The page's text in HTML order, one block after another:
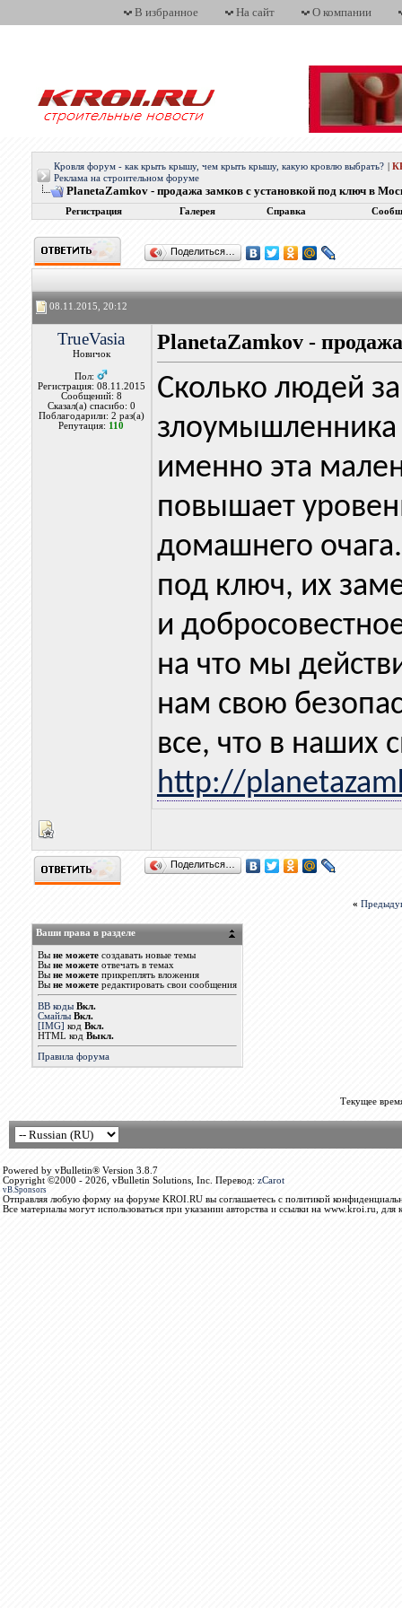
В избранное На сайт О компании
Кровля форум - как крыть крышу, чем крыть крышу, какую кровлю выбрать?
Реклама на строительном форуме
PlanetaZamkov - продажа замков с установкой под ключ в
Регистрация Галерея Справка
Поделиться…
08.11.2015, 20:12
TrueVasia
Новичок
Пол:
Регистрация: 08.11.2015
Сообщений: 8
Сказал(а) спасибо: 0
Поблагодарили: 2 раз(а)
Репутация: 110
PlanetaZamkov -
Сколько людей
злоумышленника
именно эта
повышает
домашнего
под ключ, их
и
на что мы
нам свою
все, что в наших
http://
Поделиться…
«
Ваши права в разделе
Вы не можетесоздавать новые темы
Вы не можетеотвечать в темах
Вы не можетеприкреплять вложения
Вы не можетередактировать свои сообщения
BB коды Вкл.
Смайлы Вкл.
[IMG] код Вкл.
HTML код Выкл.
Правила форума
Текущее
Powered by vBulletin® Version 3.8.7
Copyright ©2000 - 2026, vBulletin Solutions, Inc. Перевод: zCarot
vB.Sponsors
Отправляя любую форму на форуме KROI.RU вы соглашаетесь с политикой
Все материалы могут использоваться при указании авторства и ссылки на www.kroi.ru, для